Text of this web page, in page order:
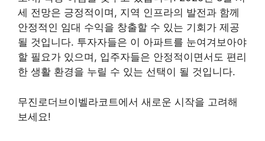
세 전망은 긍정적이며, 지역 인프라의 발전과 함께
안정적인 임대 수익을 창출할 수 있는 기회가 제공
될 것입니다. 투자자들은 이 아파트를 눈여겨보아야
할 필요가 있으며, 입주자들은 안정적이면서도 편리
한 생활 환경을 누릴 수 있는 선택이 될 것입니다.
무진로더브이벨라코트에서 새로운 시작을 고려해
보세요!